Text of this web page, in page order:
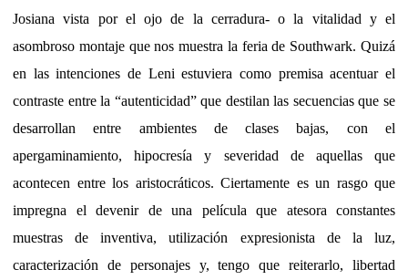
Josiana vista por el ojo de la cerradura- o la vitalidad y el
asombroso montaje que nos muestra la feria de Southwark. Quizá
en las intenciones de Leni estuviera como premisa acentuar el
contraste entre la “autenticidad” que destilan las secuencias que se
desarrollan entre ambientes de clases bajas, con el
apergaminamiento, hipocresía y severidad de aquellas que
acontecen entre los aristocráticos. Ciertamente es un rasgo que
impregna el devenir de una película que atesora constantes
muestras de inventiva, utilización expresionista de la luz,
caracterización de personajes y, tengo que reiterarlo, libertad